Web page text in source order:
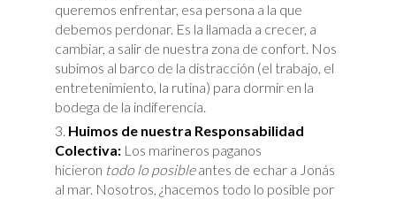
queremos enfrentar, esa persona a la que
debemos perdonar. Es la llamada a crecer, a
cambiar, a salir de nuestra zona de confort. Nos
subimos al barco de la distracción (el trabajo, el
entretenimiento, la rutina) para dormir en la
bodega de la indiferencia.
Huimos de nuestra Responsabilidad
Colectiva: Los marineros paganos
hicieron todo lo posibleantes de echar a Jonás
al mar. Nosotros, ¿hacemos todo lo posible por